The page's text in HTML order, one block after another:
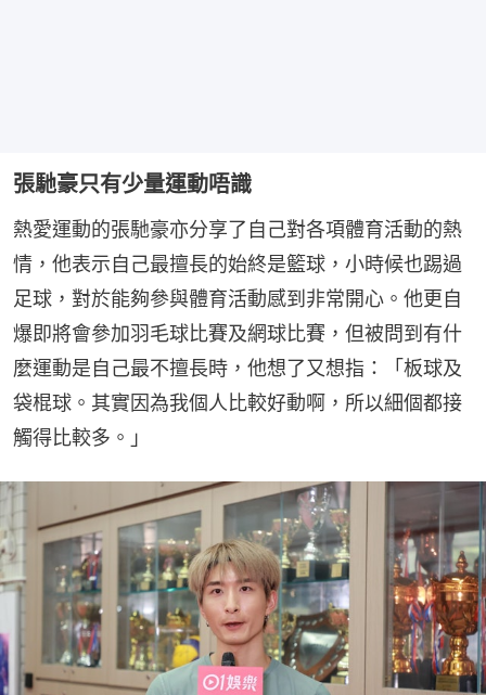
張馳豪只有少量運動唔識
熱愛運動的張馳豪亦分享了自己對各項體育活動的熱
情，他表示自己最擅長的始終是籃球，小時候也踢過
足球，對於能夠參與體育活動感到非常開心。他更自
爆即將會參加羽毛球比賽及網球比賽，但被問到有什
麼運動是自己最不擅長時，他想了又想指：「板球及
袋棍球。其實因為我個人比較好動啊，所以細個都接
觸得比較多。」